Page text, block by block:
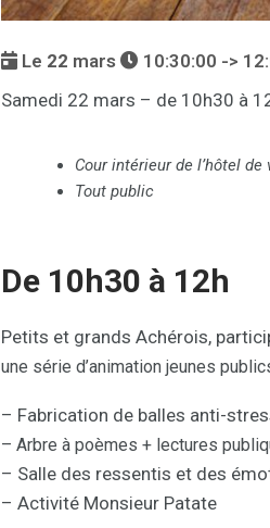
Le 22 mars
10:30:00 ->
Samedi 22 mars – de 10h30 à
Cour intérieur de l’hôtel de
Tout public
De 10h30 à 12h
Petits et grands Achérois,
une série d’animation jeunes
– Fabrication de balles anti-
– Arbre à poèmes + lectures
– Salle des ressentis et des
– Activité Monsieur Patate